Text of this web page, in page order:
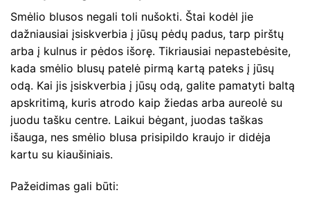
Smėlio blusos negali toli nušokti. Štai kodėl jie
dažniausiai įsiskverbia į jūsų pėdų padus, tarp pirštų
arba į kulnus ir pėdos išorę. Tikriausiai nepastebėsite,
kada smėlio blusų patelė pirmą kartą pateks į jūsų
odą. Kai jis įsiskverbia į jūsų odą, galite pamatyti baltą
apskritimą, kuris atrodo kaip žiedas arba aureolė su
juodu tašku centre. Laikui bėgant, juodas taškas
išauga, nes smėlio blusa prisipildo kraujo ir didėja
kartu su kiaušiniais.
Pažeidimas gali būti: